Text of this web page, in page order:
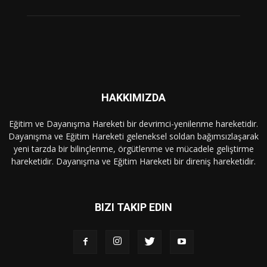
HAKKIMIZDA
Eğitim ve Dayanışma Hareketi bir devrimci-yenilenme hareketidir.
Dayanışma ve Eğitim Hareketi geleneksel soldan bağımsızlaşarak
yeni tarzda bir bilinçlenme, örgütlenme ve mücadele geliştirme
hareketidir. Dayanışma ve Eğitim Hareketi bir direniş hareketidir.
BIZI TAKIP EDIN